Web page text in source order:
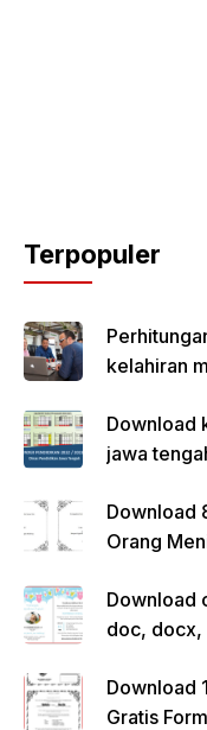
Terpopuler
kelahiran
Download
jawa
Download
Orang
Download
doc, docx,
Download
Gratis